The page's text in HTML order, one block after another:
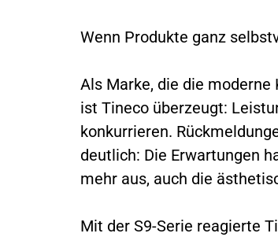
Wenn Produkte ganz
Als Marke, die die
ist Tineco überzeugt:
konkurrieren.
deutlich: Die Erwartungen
mehr aus, auch die
Mit der S9-Serie reagierte